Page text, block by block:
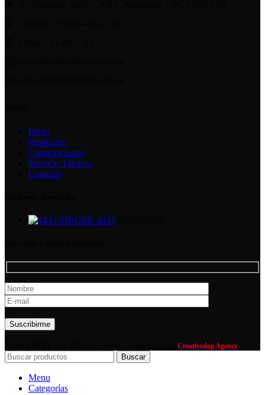
Inicio
Productos
Capacitaciones
Servicio Técnico
Contacto
SINGER 4432
Creativedog Agency
Buscar
Menu
Categorías